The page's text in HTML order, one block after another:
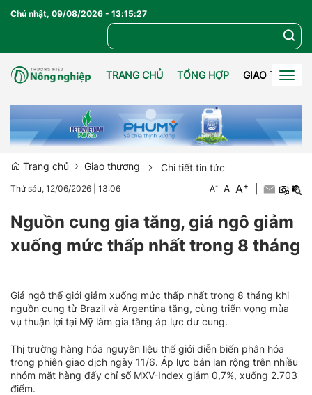
Chủ nhật, 09/08/2026 - 13:15:27
TRANG CHỦ TỔNG HỢP GIAO
Trang chủ Giao thương Chi tiết tin tức
Thứ sáu, 12/06/2026 13:06 A- A A+
Nguồn cung gia tăng, giá ngô giảm
xuống mức thấp nhất trong 8 tháng
Giá ngô thế giới giảm xuống mức thấp nhất trong 8 tháng khi
nguồn cung từ Brazil và Argentina tăng, cùng triển vọng mùa
vụ thuận lợi tại Mỹ làm gia tăng áp lực dư cung.
Thị trường hàng hóa nguyên liệu thế giới diễn biến phân hóa
trong phiên giao dịch ngày 11/6. Áp lực bán lan rộng trên nhiều
nhóm mặt hàng đẩy chỉ số MXV-Index giảm 0,7%, xuống 2.703
điểm.